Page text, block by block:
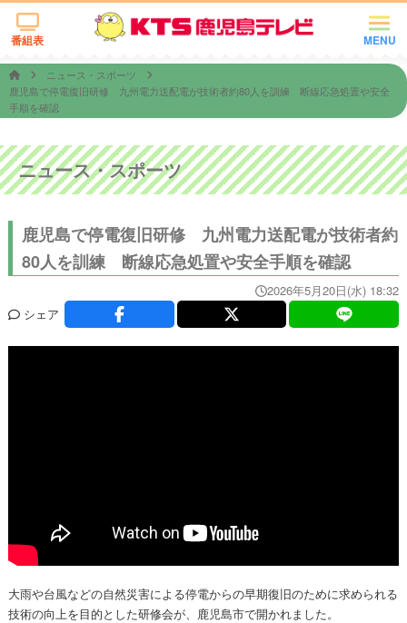
MENU
番組表
ニュース・スポーツ
鹿児島で停電復旧研修 九州電力送配電が技術者約80人を訓練 断線応急処置や安全
手順を確認
ニュース・スポーツ
鹿児島で停電復旧研修 九州電力送配電が技術者約
80人を訓練 断線応急処置や安全手順を確認
2026年5月20日(水) 18:32
シェア
大雨や台風などの自然災害による停電からの早期復旧のために求められる
技術の向上を目的とした研修会が、鹿児島市で開かれました。